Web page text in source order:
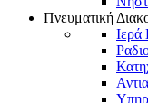
Πνευματική
Ιερά